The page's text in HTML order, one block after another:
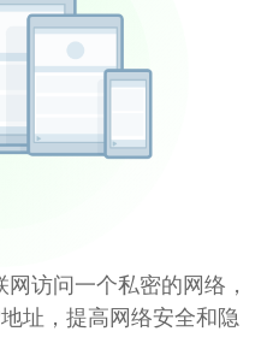
访问一个私密的网络，
址，提高网络安全和隐